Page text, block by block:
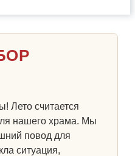
Лето считается
нашего храма. Мы
повод для
ситуация,